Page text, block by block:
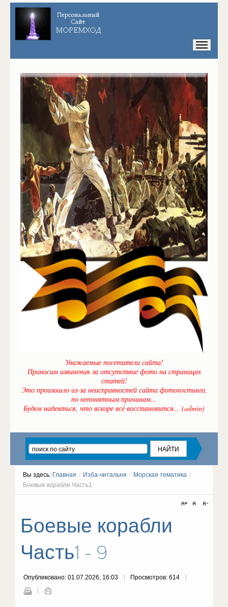
Уважаемые посетители сайта!
Приносим извинения за отсутствие фото на страницах
статей!
Это произошло из-за неисправностей сайта фотохостинга,
по непонятным причинам...
Будем надеяться, что вскоре всё восстановится... (admin)
Вы здесь: Главная / Изба-читальня / Морская тематика /
Боевые корабли Часть1
Боевые корабли
Часть1 - 9
Опубликовано: 01.07.2026, 16:03 Просмотров: 614